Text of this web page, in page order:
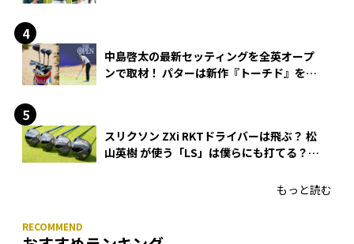
中島啓太の最新セッティングを全英オープ
ンで取材！ パターは新作『トーチド』を投
スリクソン ZXi RKTドライバーは飛ぶ？ 松
山英樹 が使う「LS」は僕らにも打てる？
もっと読む